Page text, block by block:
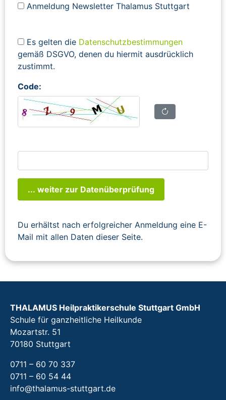
Anmeldung Newsletter Thalamus Stuttgart
Es gelten die Datenschutzbestimmungen
gemäß DSGVO, denen du hiermit ausdrücklich
zustimmt.
Code:
... weiter zur Datenüberprüfung
Du erhältst nach erfolgreicher Anmeldung eine E-
Mail mit allen Daten dieser Seite.
THALAMUS Heilpraktikerschule Stuttgart GmbH
Schule für ganzheitliche Heilkunde
Mozartstr. 51
70180 Stuttgart
0711 – 60 70 337
0711 – 60 54 44
info@thalamus-stuttgart.de